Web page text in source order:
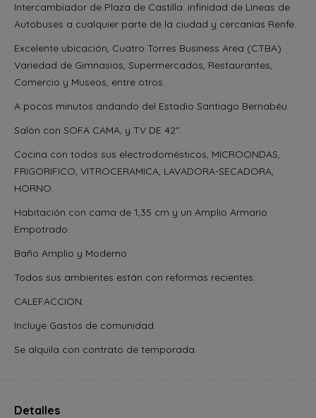
Intercambiador de Plaza de Castilla. infinidad de Líneas de
Autobuses a cualquier parte de la ciudad y cercanías Renfe.
Excelente ubicación, Cuatro Torres Business Area (CTBA)
Variedad de Gimnasios, Supermercados, Restaurantes,
Comercio y Museos, entre otros.
A pocos minutos andando del Estadio Santiago Bernabéu.
Salón con SOFA CAMA, y TV DE 42″.
Cocina con todos sus electrodomésticos, MICROONDAS,
FRIGORIFICO, VITROCERAMICA, LAVADORA-SECADORA,
HORNO.
Habitación con cama de 1,35 cm y un Amplio Armario
Empotrado.
Baño Amplio y Moderno.
Todos sus ambientes están con reformas recientes.
CALEFACCION.
Incluye Gastos de comunidad.
Se alquila con contrato de temporada.
Detalles